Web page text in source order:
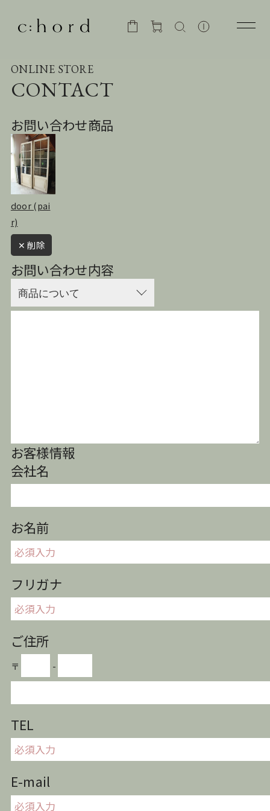
ONLINE STORE
CONTACT
お問い合わせ商品
door (pai
r)
✕ 削除
お問い合わせ内容
お客様情報
会社名
お名前
フリガナ
ご住所
〒 -
TEL
E-mail